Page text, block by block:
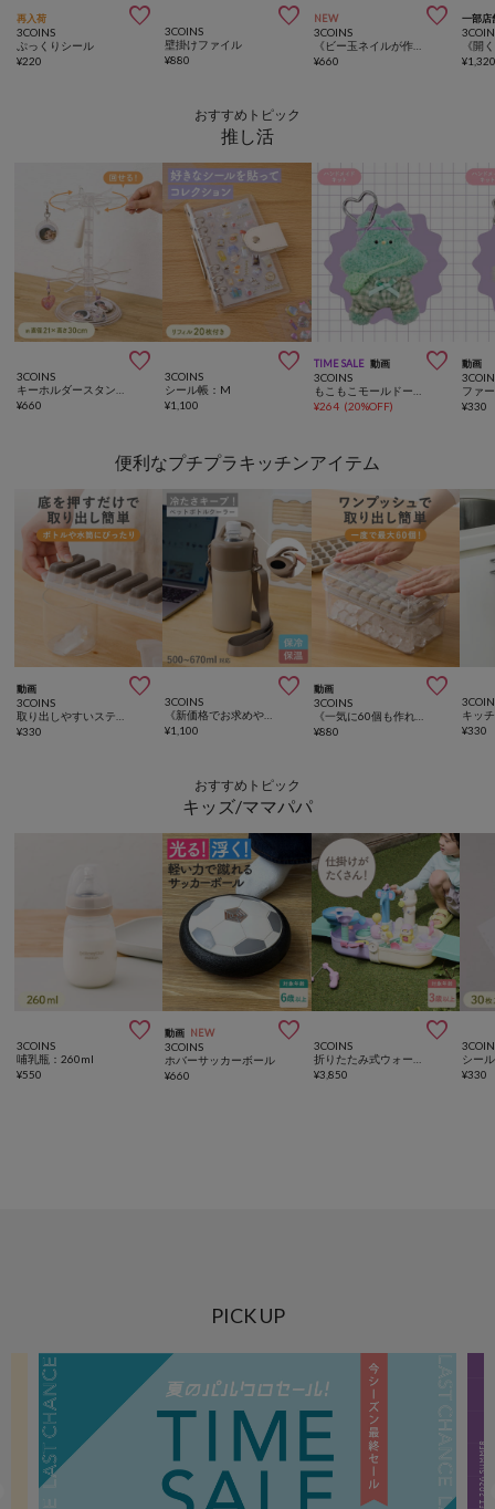
再入荷 
3COINS
ぷっくりシール
¥220

3COINS
壁掛けファイル
¥880
NEW 
3COINS
《ビー玉ネイルが作れる》マグネイルメーカー／and us
¥660
一部店
¥
おすすめトピック
推し活

3COINS
¥660

3COINS
シール帳：M
¥1,100
TIME SALE 動画 
3COINS
¥264 (20%OFF)
動画
¥330
便利なプチプラキッチンアイテム
動画 
3COINS
¥330

3COINS
¥1,100
動画 
3COINS
¥880 ¥330
おすすめトピック
キッズ/ママパパ

3COINS
哺乳瓶：260ml
¥550
動画 NEW 
3COINS
ホバーサッカーボール
¥660

3COINS
¥3,850
シー
¥330
PICK UP